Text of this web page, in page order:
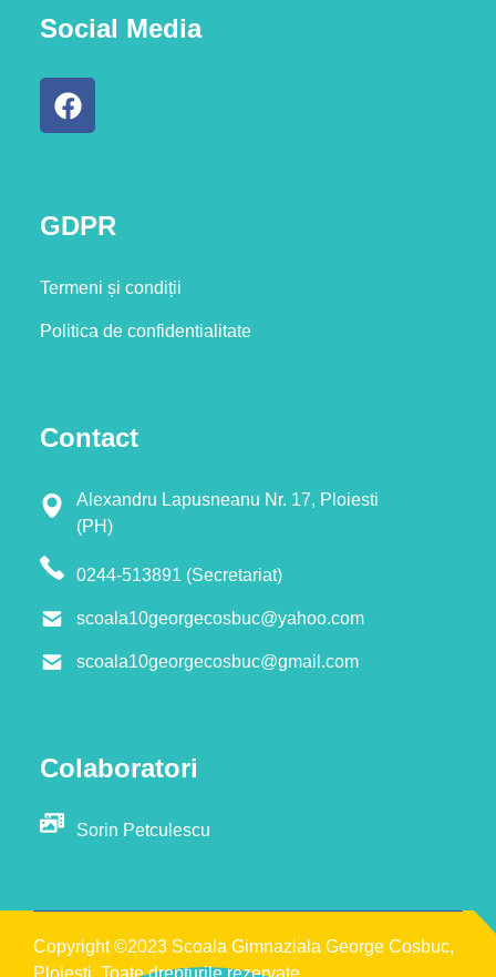
Social Media
GDPR
Termeni și condiții
Politica de confidentialitate
Contact
Alexandru Lapusneanu Nr. 17, Ploiesti
(PH)
0244-513891 (Secretariat)
scoala10georgecosbuc@yahoo.com
scoala10georgecosbuc@gmail.com
Colaboratori
Sorin Petculescu
Copyright ©2023 Scoala Gimnaziala George Cosbuc,
Ploiesti. Toate drepturile rezervate